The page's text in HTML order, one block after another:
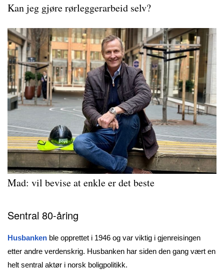
Kan jeg gjøre rørleggerarbeid selv?
Mad: vil bevise at enkle er det beste
Sentral 80-åring
Husbanken ble opprettet i 1946 og var viktig i gjenreisingen
etter andre verdenskrig. Husbanken har siden den gang vært en
helt sentral aktør i norsk boligpolitikk.